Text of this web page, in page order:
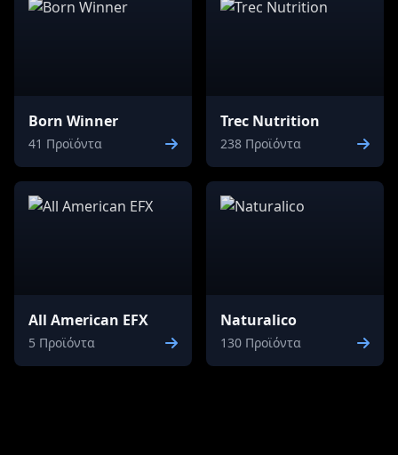
Born Winner
41 Προϊόντα
Trec Nutrition
238 Προϊόντα
All American EFX
5 Προϊόντα
Naturalico
130 Προϊόντα